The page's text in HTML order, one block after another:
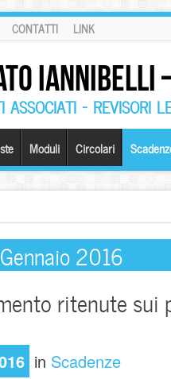
CONTATTI LINK
ASSOCIATI – REVISORI
Moduli Circolari
2016
ritenute
in Scadenze